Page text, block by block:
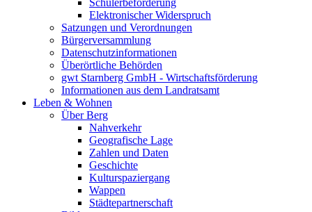
Schülerbeförderung
Elektronischer Widerspruch
Satzungen und Verordnungen
Bürgerversammlung
Datenschutzinformationen
Überörtliche Behörden
gwt Starnberg GmbH - Wirtschaftsförderung
Informationen aus dem Landratsamt
Leben & Wohnen
Über Berg
Nahverkehr
Geografische Lage
Zahlen und Daten
Geschichte
Kulturspaziergang
Wappen
Städtepartnerschaft